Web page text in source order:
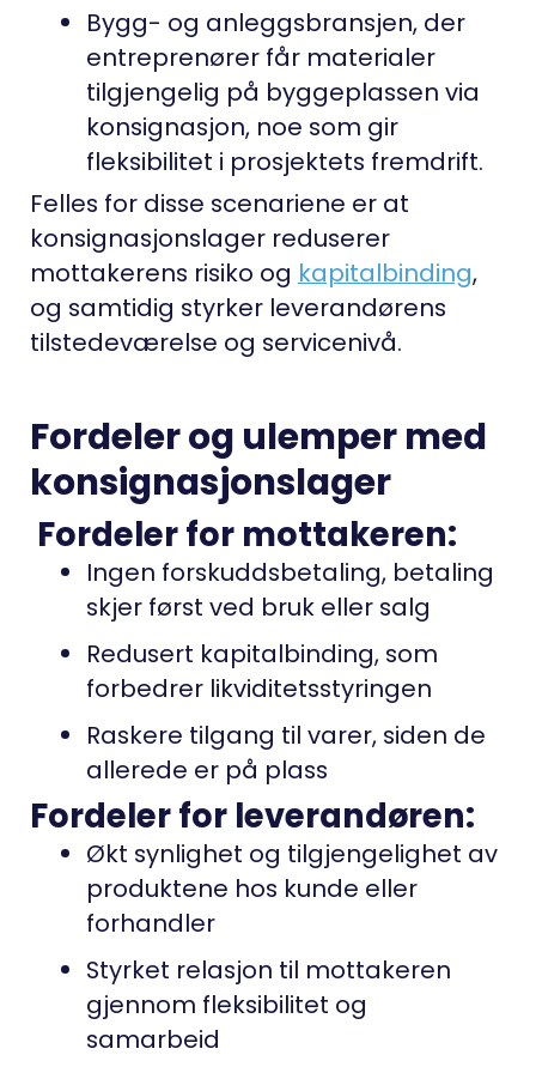
Bygg- og anleggsbransjen, der
entreprenører får materialer
tilgjengelig på byggeplassen via
konsignasjon, noe som gir
fleksibilitet i prosjektets fremdrift.
Felles for disse scenariene er at
konsignasjonslager reduserer
mottakerens risiko og kapitalbinding,
og samtidig styrker leverandørens
tilstedeværelse og servicenivå.
Fordeler og ulemper med
konsignasjonslager
Fordeler for mottakeren:
Ingen forskuddsbetaling, betaling
skjer først ved bruk eller salg
Redusert kapitalbinding, som
forbedrer likviditetsstyringen
Raskere tilgang til varer, siden de
allerede er på plass
Fordeler for leverandøren:
Økt synlighet og tilgjengelighet av
produktene hos kunde eller
forhandler
Styrket relasjon til mottakeren
gjennom fleksibilitet og
samarbeid